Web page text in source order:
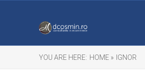
YOU ARE HERE: HOME » IGNOR